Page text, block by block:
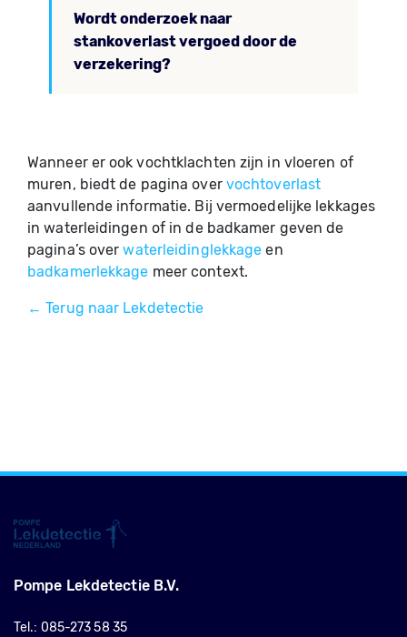
Wordt onderzoek naar
stankoverlast vergoed door de
verzekering?
Wanneer er ook vochtklachten zijn in vloeren of
muren, biedt de pagina over vochtoverlast
aanvullende informatie. Bij vermoedelijke lekkages
in waterleidingen of in de badkamer geven de
pagina’s overwaterleidinglekkage en
badkamerlekkage meer context.
← Terug naar Lekdetectie
Pompe Lekdetectie B.V.
Tel.: 085-273 58 35